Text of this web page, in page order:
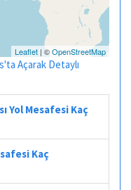
Leaflet | ©OpenStreetMap
Açarak Detaylı
Yol Mesafesi Kaç
Kaç